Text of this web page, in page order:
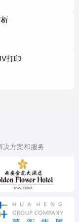
打印
决方案和服务